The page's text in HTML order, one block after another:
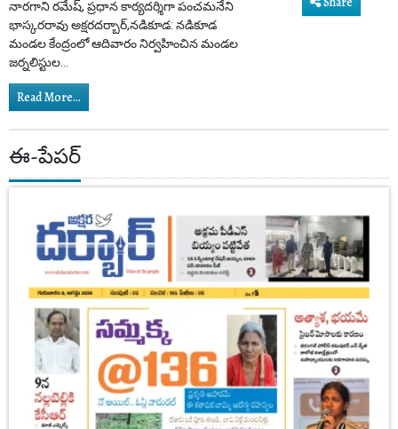
నారగాని రమేష్, ప్రధాన కార్యదర్శిగా పంచమనేని
భాస్కరరావు అక్షరదర్బార్,నడికూడ: నడికూడ
మండల కేంద్రంలో ఆదివారం నిర్వహించిన మండల
జర్నలిస్టుల...
Read More...
ఈ-పేపర్‌